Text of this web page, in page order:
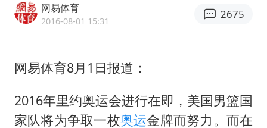
看守所辅警收受10万获刑1年
CIA被曝已秘密设立古巴工作组
网易体育
2016-08-01 15:31
2675
网易体育8月1日报道：
2016年里约奥运会进行在即，美国男篮国
家队将为争取一枚奥运金牌而努力。而在